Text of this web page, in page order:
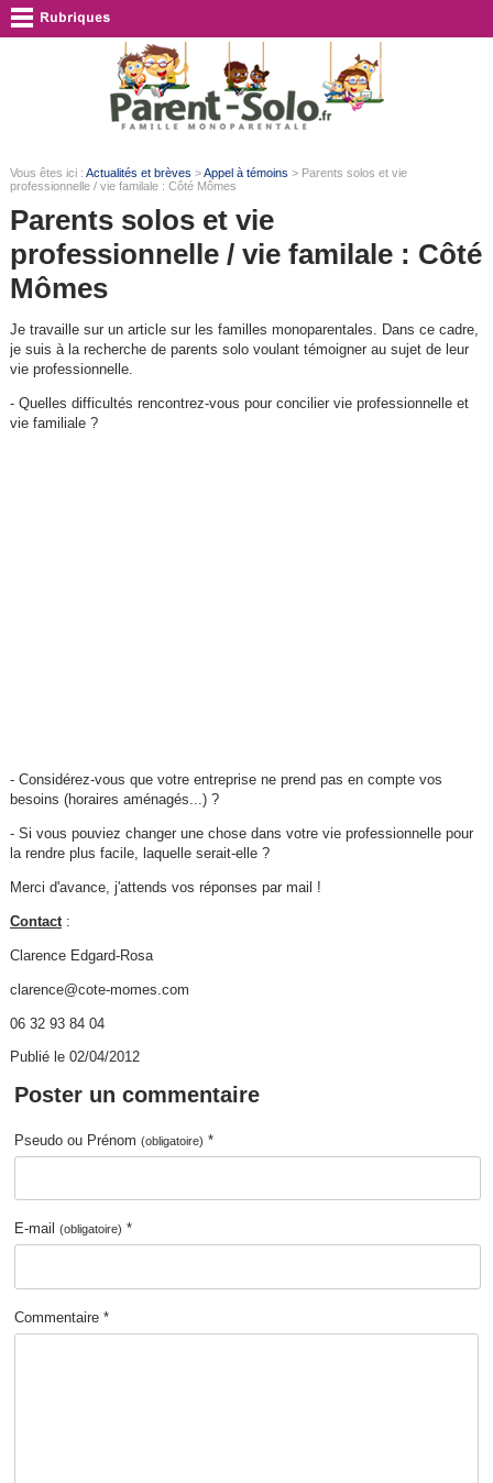
Vous êtes ici : Actualités et brèves >Appel à témoins > Parents solos et vie
professionnelle / vie familale : Côté Mômes
Parents solos et vie
professionnelle / vie familale : Côté
Mômes
Je travaille sur un article sur les familles monoparentales. Dans ce cadre,
je suis à la recherche de parents solo voulant témoigner au sujet de leur
vie professionnelle.
- Quelles difficultés rencontrez-vous pour concilier vie professionnelle et
vie familiale ?
- Considérez-vous que votre entreprise ne prend pas en compte vos
besoins (horaires aménagés...) ?
- Si vous pouviez changer une chose dans votre vie professionnelle pour
la rendre plus facile, laquelle serait-elle ?
Merci d'avance, j'attends vos réponses par mail !
Contact:
Clarence Edgard-Rosa
clarence@cote-momes.com
06 32 93 84 04
Publié le 02/04/2012
Poster un commentaire
Pseudo ou Prénom(obligatoire) *
E-mail(obligatoire) *
Commentaire *